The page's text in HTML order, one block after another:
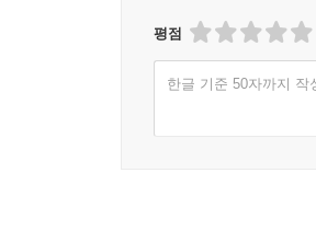
제25장. 같은 단어라고 해
제26장. 모호한 구절들은
제27장. 여러 가지로 해석
제29장. 비유에 대한 지식
평점
한글 기준 50자까지 작